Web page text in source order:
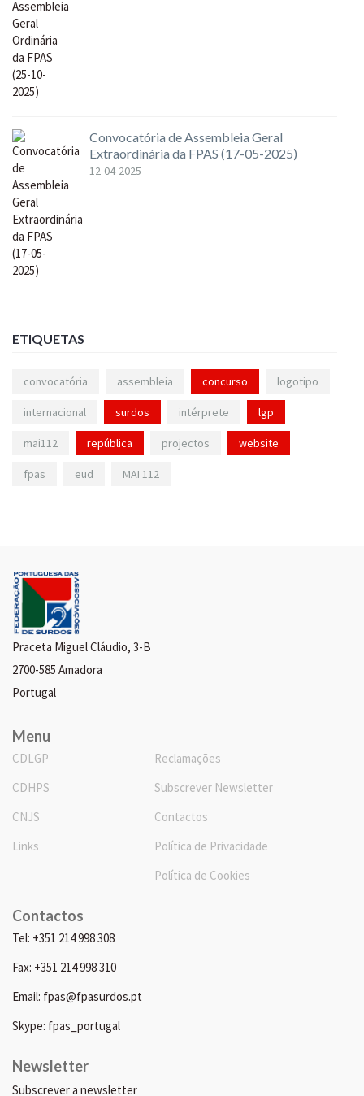
Convocatória de Assembleia Geral
Extraordinária da FPAS (17-05-2025)
12-04-2025
ETIQUETAS
convocatória assembleia concurso logotipo
internacional surdos intérprete lgp
mai112 república projectos website
fpas eud MAI 112
Praceta Miguel Cláudio, 3-B
2700-585 Amadora
Portugal
Menu
CDLGP
CDHPS
CNJS
Links
Reclamações
Subscrever Newsletter
Contactos
Política de Privacidade
Política de Cookies
Contactos
Tel: +351 214 998 308
Fax: +351 214 998 310
Email: fpas@fpasurdos.pt
Skype: fpas_portugal
Newsletter
Subscrever a newsletter